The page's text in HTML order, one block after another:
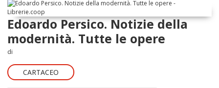
Edoardo Persico. Notizie della
modernità. Tutte le opere
di
CARTACEO